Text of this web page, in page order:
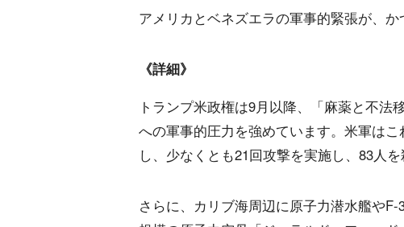
アメリカとベネズエラの軍事的緊張が、か
《詳細》
トランプ米政権は9月以降、「麻薬と不法
への軍事的圧力を強めています。米軍は
し、少なくとも21回攻撃を実施し、83人を
さらに、カリブ海周辺に原子力潜水艦や